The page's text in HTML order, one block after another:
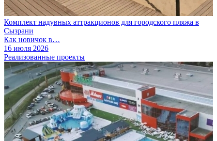
Комплект надувных аттракционов для городского пляжа в
Сызрани
Как новичок в…
16 июля 2026
Реализованные проекты